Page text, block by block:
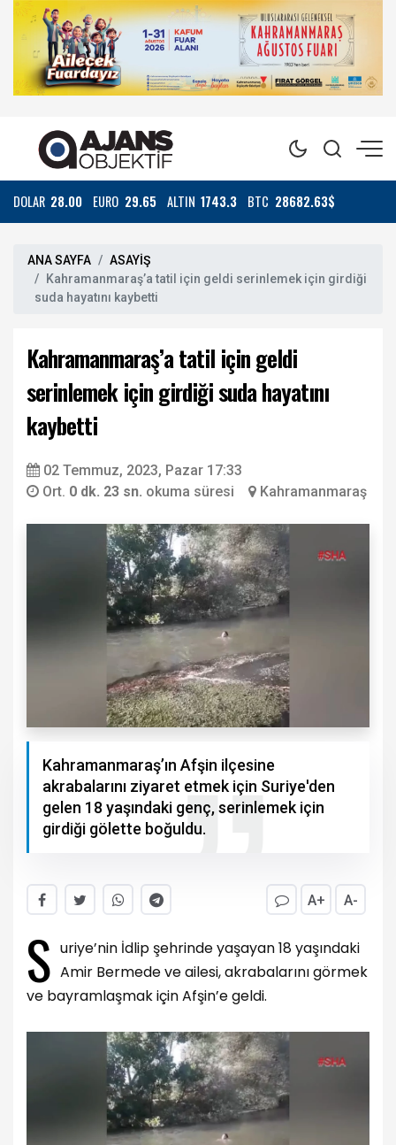
DOLAR 28.00 EURO 29.65 ALTIN 1743.3 BTC 28682.63$
ANA SAYFA
ASAYİŞ
Kahramanmaraş’a tatil için geldi serinlemek için girdiği
suda hayatını kaybetti
Kahramanmaraş’a tatil için geldi
serinlemek için girdiği suda hayatını
kaybetti
02 Temmuz, 2023, Pazar 17:33
Ort. 0 dk. 23 sn. okuma süresi Kahramanmaraş
Kahramanmaraş’ın Afşin ilçesine
akrabalarını ziyaret etmek için Suriye'den
gelen 18 yaşındaki genç, serinlemek için
girdiği gölette boğuldu.
A+ A-
S uriye’nin İdlip şehrinde yaşayan 18 yaşındaki
Amir Bermede ve ailesi, akrabalarını görmek
ve bayramlaşmak için Afşin’e geldi.